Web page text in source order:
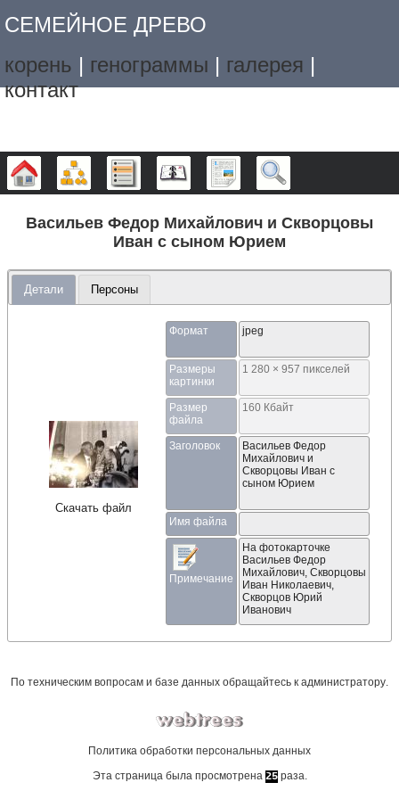
СЕМЕЙНОЕ ДРЕВО
корень | генограммы | галерея |
контакт
Дерево Графики Списки Календарь Отчёты
Васильев Федор Михайлович и Скворцовы
Иван с сыном Юрием
Детали Персоны
Скачать файл
Формат jpeg
Размеры
картинки
1 280 × 957 пикселей
Размер
файла
160 Кбайт
Заголовок
Васильев Федор
Михайлович и
Скворцовы Иван с
сыном Юрием
Имя файла
Примечание
На фотокарточке
Васильев Федор
Михайлович, Скворцовы
Иван Николаевич,
Скворцов Юрий
Иванович
По техническим вопросам и базе данных обращайтесь к администратору.
Политика обработки персональных данных
Эта страница была просмотрена 25раза.